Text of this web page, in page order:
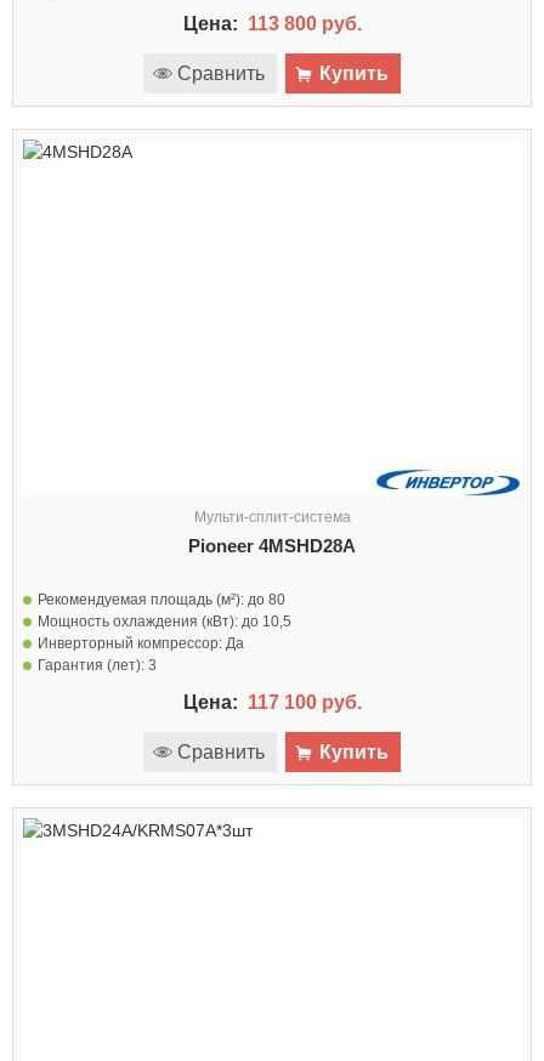
Цена: 113 800 руб.
Сравнить Купить
Мульти-сплит-система
Pioneer 4MSHD28A
Рекомендуемая площадь (м²): до 80
Мощность охлаждения (кВт): до 10,5
Инверторный компрессор: Да
Гарантия (лет): 3
Цена: 117 100 руб.
Сравнить Купить